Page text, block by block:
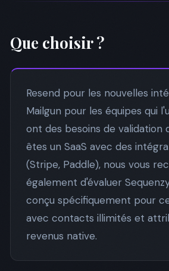
Que choisir ?
Resend pour les nouvelles
Mailgun pour les équipes qui
ont des besoins de validation
êtes un SaaS avec des
(Stripe, Paddle), nous vous
également d'évaluer
conçu spécifiquement pour
avec contacts illimités et
revenus native.